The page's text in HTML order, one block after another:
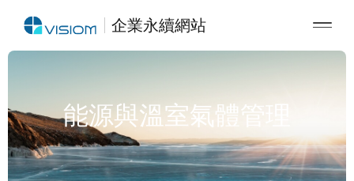
企業永續網站
能源與溫室氣體管理